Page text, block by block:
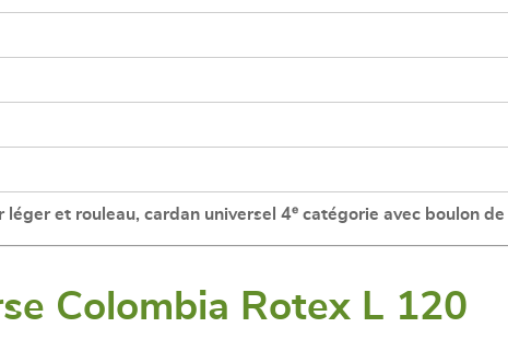
léger et rouleau, cardan universel 4ᵉ catégorie avec boulon
Colombia Rotex L 120